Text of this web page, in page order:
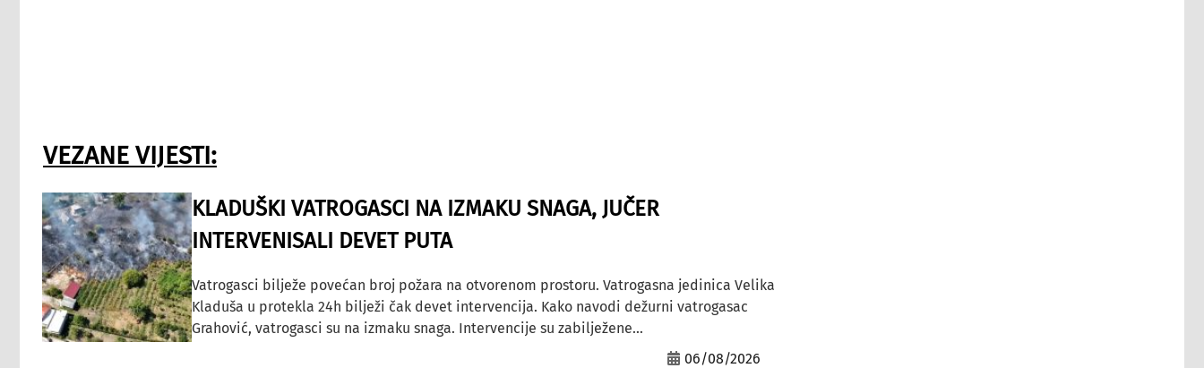
VEZANE VIJESTI:
KLADUŠKI VATROGASCI NA IZMAKU SNAGA, JUČER
INTERVENISALI DEVET PUTA
Vatrogasci bilježe povećan broj požara na otvorenom prostoru. Vatrogasna jedinica Velika
Kladuša u protekla 24h bilježi čak devet intervencija. Kako navodi dežurni vatrogasac
Grahović, vatrogasci su na izmaku snaga. Intervencije su zabilježene...
06/08/2026